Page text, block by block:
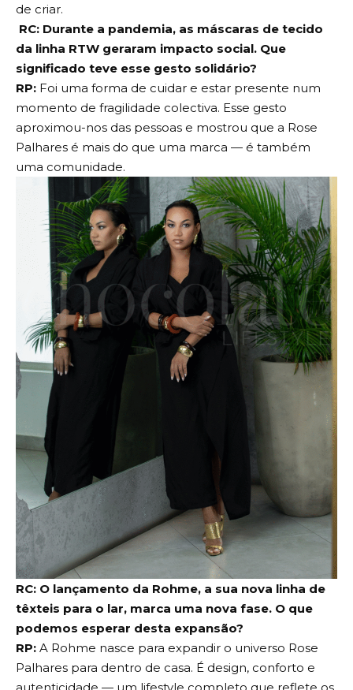
de criar.
RC: Durante a pandemia, as máscaras de tecido
da linha RTW geraram impacto social. Que
significado teve esse gesto solidário?
RP: Foi uma forma de cuidar e estar presente num
momento de fragilidade colectiva. Esse gesto
aproximou-nos das pessoas e mostrou que a Rose
Palhares é mais do que uma marca — é também
uma comunidade.
RC: O lançamento da Rohme, a sua nova linha de
têxteis para o lar, marca uma nova fase. O que
podemos esperar desta expansão?
RP: A Rohme nasce para expandir o universo Rose
Palhares para dentro de casa. É design, conforto e
autenticidade — um lifestyle completo que reflete os